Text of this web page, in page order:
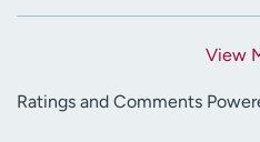
View
Ratings and Comments